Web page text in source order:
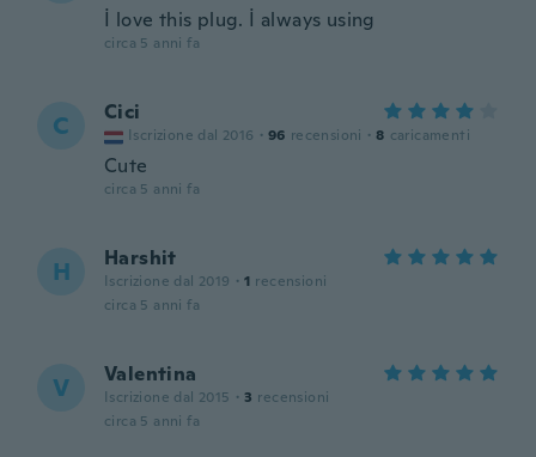
İ love this plug. İ always using
circa 5 anni fa
C Cici
Iscrizione dal 2016 · 96 recensioni · 8 caricamenti
Cute
circa 5 anni fa
H Harshit
Iscrizione dal 2019 · 1 recensioni
circa 5 anni fa
V Valentina
Iscrizione dal 2015 · 3 recensioni
circa 5 anni fa